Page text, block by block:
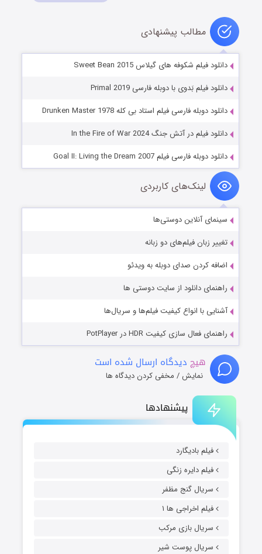
پیشنهادها
فیلم بادیگارد
فیلم دایره زنگی
سریال گنج مظفر
فیلم اخراجی ها ۱
سریال بازی مرکب
سریال پوست شیر
مطالب پیشنهادی
دانلود فیلم شکوفه های گیلاس Sweet Bean 2015
دانلود فیلم بَدوی با دوبله فارسی Primal 2019
دانلود دوبله فارسی فیلم استاد بی کله Drunken Master 1978
دانلود فیلم در آتش جنگ In the Fire of War 2024
دانلود دوبله فارسی فیلم Goal II: Living the Dream 2007
لینک‌های کاربردی
سینمای آنلاین دوستی‌ها
تغییر زبان فیلم‌های دو زبانه
اضافه کردن صدای دوبله به ویدئو
راهنمای دانلود از سایت دوستی ها
آشنایی با انواع کیفیت فیلم‌ها و سریال‌ها
راهنمای فعال سازی کیفیت HDR در PotPlayer
هیچ دیدگاه ارسال شده است
نمایش / مخفی کردن دیدگاه ها